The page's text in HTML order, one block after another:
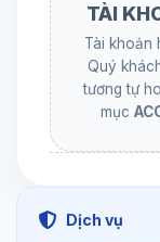
TÀI
Tài khoản
Quý
tương tự
mục
Dịch vụ